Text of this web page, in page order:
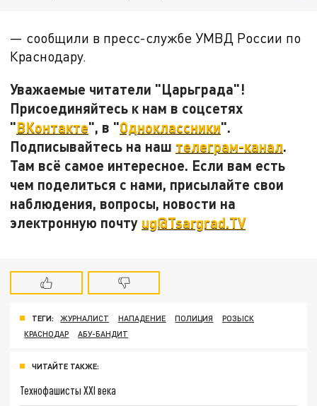
— сообщили в пресс-службе УМВД России по
Краснодару.
Уважаемые читатели "Царьграда"!
Присоединяйтесь к нам в соцсетях
"ВКонтакте", в "Одноклассники".
Подписывайтесь на наш телеграм-канал.
Там всё самое интересное. Если вам есть
чем поделиться с нами, присылайте свои
наблюдения, вопросы, новости на
электронную почту ug@Tsargrad.TV
ТЕГИ: ЖУРНАЛИСТ НАПАДЕНИЕ ПОЛИЦИЯ
РОЗЫСК
КРАСНОДАР
АБУ-БАНДИТ
ЧИТАЙТЕ ТАКЖЕ:
Технофашисты XXI века